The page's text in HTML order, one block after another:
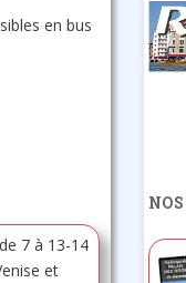
en bus
7 à 13-14
et